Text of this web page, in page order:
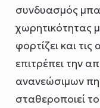
συνδυασμός
χωρητικότητας
φορτίζει και
επιτρέπει την
ανανεώσιμων
σταθεροποιεί